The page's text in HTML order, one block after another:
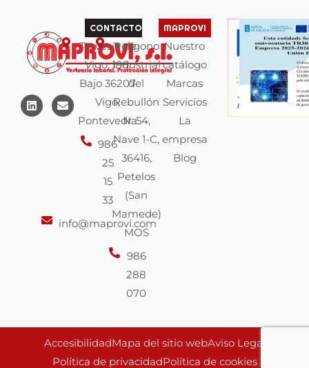
L
i
n
E
n
v
CONTACTO
Travesía de
Vigo, 196,
Bajo 36207
Vigo,
Pontevedra
986
25
15
33
info@maprovi.com
Polígono
industrial
del
Rebullón
N. 54,
Nave 1-C,
36416,
Petelos
(San
Mamede)
MOS
986
288
070
MAPROVI
Nuestro
catálogo
Marcas
Servicios
La
empresa
Blog
AccesibilidadMapa del sitio webAviso Legal
Política de privacidadPolítica de cookies